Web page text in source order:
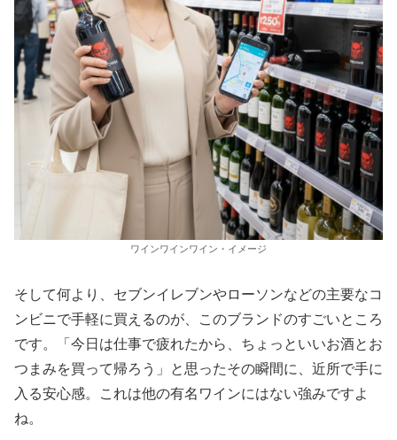
ワインワインワイン・イメージ
そして何より、セブンイレブンやローソンなどの主要なコ
ンビニで手軽に買えるのが、このブランドのすごいところ
です。「今日は仕事で疲れたから、ちょっといいお酒とお
つまみを買って帰ろう」と思ったその瞬間に、近所で手に
入る安心感。これは他の有名ワインにはない強みですよ
ね。